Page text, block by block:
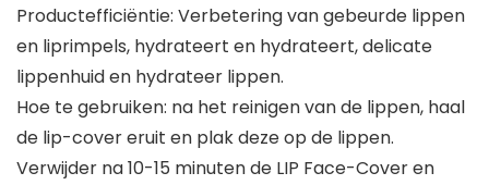
Productefficiëntie: Verbetering van gebeurde lippen
en liprimpels, hydrateert en hydrateert, delicate
lippenhuid en hydrateer lippen.
Hoe te gebruiken: na het reinigen van de lippen, haal
de lip-cover eruit en plak deze op de lippen.
Verwijder na 10-15 minuten de LIP Face-Cover en